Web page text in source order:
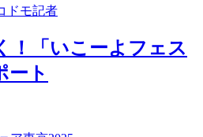
！「いこーよフェス
ート